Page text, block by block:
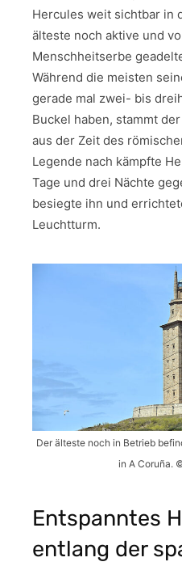
Hercules weit sichtbar in
älteste noch aktive und
Menschheitserbe
Während die meisten
gerade mal zwei- bis
Buckel haben, stammt
aus der Zeit des
Legende nach kämpfte
Tage und drei Nächte
besiegte ihn und
Leuchtturm.
Der älteste noch in Betrieb
in A Coruña.
Entspanntes
entlang der